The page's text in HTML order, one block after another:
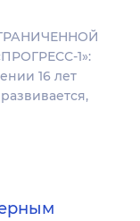
1»:
16 лет